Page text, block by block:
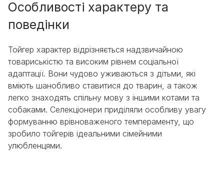
Особливості характеру та
поведінки
Тойгер характер відрізняється надзвичайною
товариськістю та високим рівнем соціальної
адаптації. Вони чудово уживаються з дітьми, які
вміють шанобливо ставитися до тварин, а також
легко знаходять спільну мову з іншими котами та
собаками. Селекціонери приділяли особливу увагу
формуванню врівноваженого темпераменту, що
зробило тойгерів ідеальними сімейними
улюбленцями.